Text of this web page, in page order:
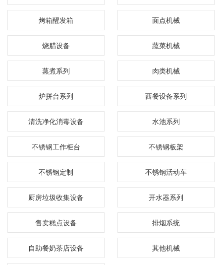
烤箱醒发箱 面点机械
烧腊设备 蔬菜机械
蒸煮系列 肉类机械
炉拼台系列 西餐设备系列
清洗净化消毒设备 水池系列
不锈钢工作柜台 不锈钢板架
不锈钢定制 不锈钢活动车
厨房垃圾收集设备 开水器系列
售卖糕点设备 排烟系统
自助餐奶茶店设备 其他机械